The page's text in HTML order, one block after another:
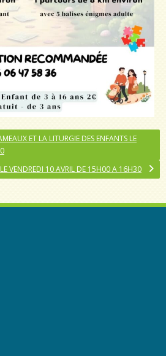
ET LA LITURGIE DES ENFANTS LE
LE VENDREDI 10 AVRIL DE 15H00 A 16H30